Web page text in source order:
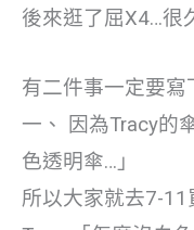
後來逛了屈X4…很
有二件事一定要寫
一、 因為Tracy的
色透明傘…」
所以大家就去7-